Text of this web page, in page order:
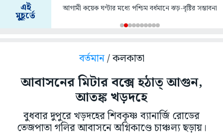
এই
মুহূর্তে
আগামী কয়েক ঘণ্টার মধ্যে পশ্চিম বর্ধমানে ঝড়-বৃষ্টির সম্ভাবনা
বর্তমান/ কলকাতা
আবাসনের মিটার বক্সে হঠাত্ আগুন,
আতঙ্ক খড়দহে
বুধবার দুপুরে খড়দহের শিবকৃষ্ণ ব্যানার্জি রোডের
তেজপাতা গলির আবাসনে অগ্নিকাণ্ডে চাঞ্চল্য ছড়ায়।